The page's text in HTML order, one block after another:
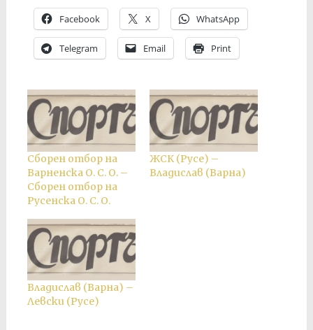
Facebook X WhatsApp
Telegram Email Print
Сборен отбор на
Варненска О. С. О. –
Сборен отбор на
Русенска О. С. О.
ЖСК (Русе) –
Владислав (Варна)
Владислав (Варна) –
Левски (Русе)